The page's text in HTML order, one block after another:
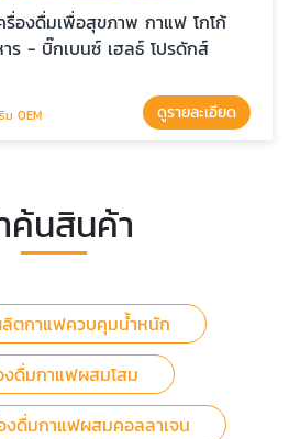
องดื่มเพื่อสุขภาพ กาแฟ โกโก้
ร - บิ๊กเบนซ์ เฮลธ์ โปรดักส์
ม OEM ดูรายละเอียด
ค้นสินค้า
ลิตกาแฟควบคุมน้ำหนัก
งดื่มกาแฟผสมโสม
งดื่มกาแฟผสมคอลลาเจน